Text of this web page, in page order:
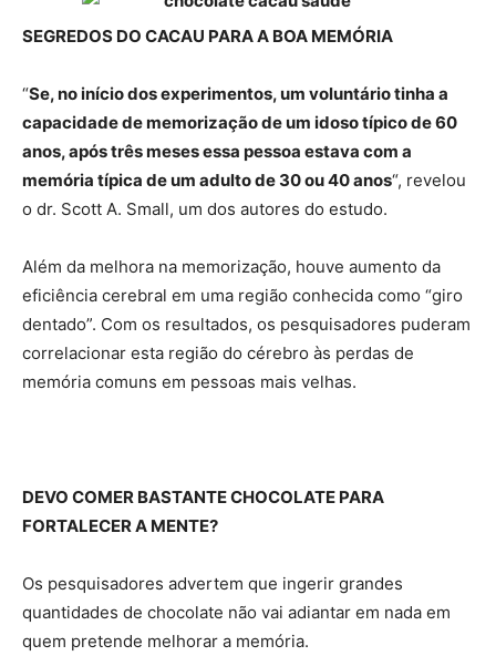
SEGREDOS DO CACAU PARA A BOA MEMÓRIA
“Se, no início dos experimentos, um voluntário tinha a
capacidade de memorização de um idoso típico de 60
anos, após três meses essa pessoa estava com a
memória típica de um adulto de 30 ou 40 anos“, revelou
o dr. Scott A. Small, um dos autores do estudo.
Além da melhora na memorização, houve aumento da
eficiência cerebral em uma região conhecida como “giro
dentado”. Com os resultados, os pesquisadores puderam
correlacionar esta região do cérebro às perdas de
memória comuns em pessoas mais velhas.
DEVO COMER BASTANTE CHOCOLATE PARA
FORTALECER A MENTE?
Os pesquisadores advertem que ingerir grandes
quantidades de chocolate não vai adiantar em nada em
quem pretende melhorar a memória.